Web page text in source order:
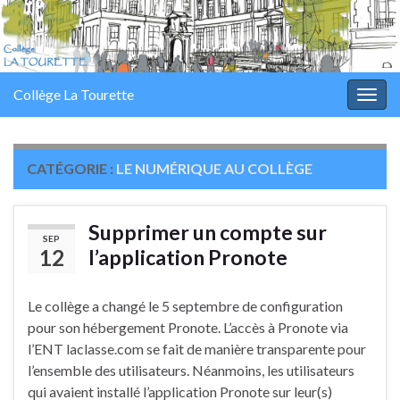
Collège La Tourette
CATÉGORIE : LE NUMÉRIQUE AU COLLÈGE
SEP
12
Supprimer un compte sur
l’application Pronote
Le collège a changé le 5 septembre de configuration
pour son hébergement Pronote. L’accès à Pronote via
l’ENT laclasse.com se fait de manière transparente pour
l’ensemble des utilisateurs. Néanmoins, les utilisateurs
qui avaient installé l’application Pronote sur leur(s)